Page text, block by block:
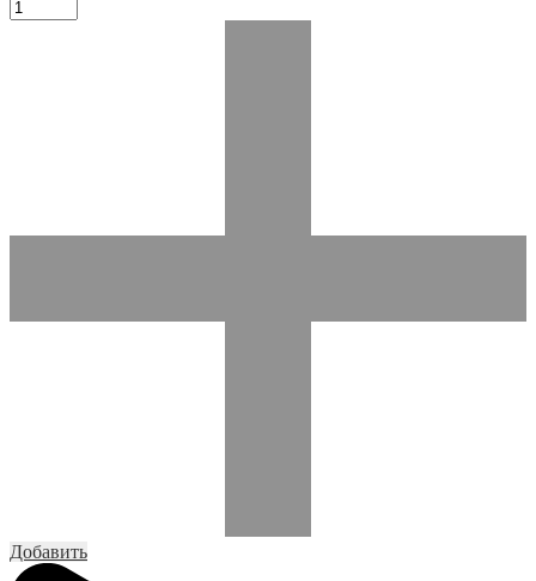
Добавить